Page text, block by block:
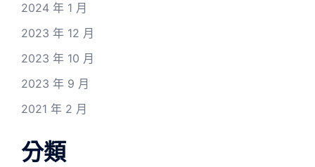
2024 年 1 月
2023 年 12 月
2023 年 10 月
2023 年 9 月
2021 年 2 月
分類